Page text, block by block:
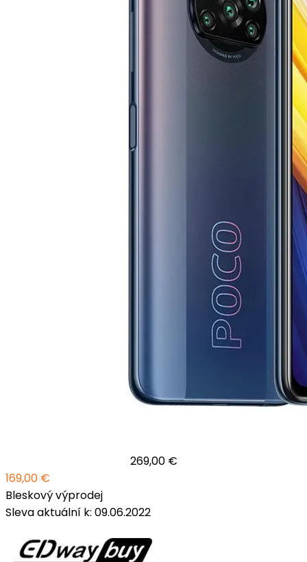
269,00 €
169,00 €
Bleskový výprodej
Sleva aktuální k: 09.06.2022